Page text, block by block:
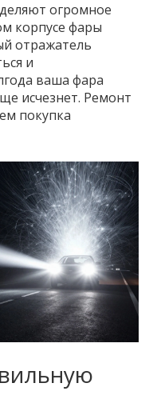
огромное
корпусе фары
отражатель
и
ваша фара
исчезнет. Ремонт
покупка